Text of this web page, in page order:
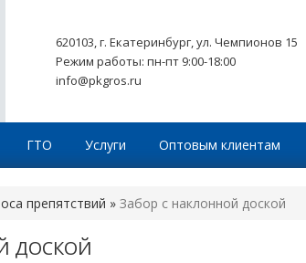
620103, г. Екатеринбург, ул. Чемпионов 15
Режим работы: пн-пт 9:00-18:00
info@pkgros.ru
ГТО Услуги Оптовым клиентам
препятствий » Забор с наклонной доской
ДОСКОЙ